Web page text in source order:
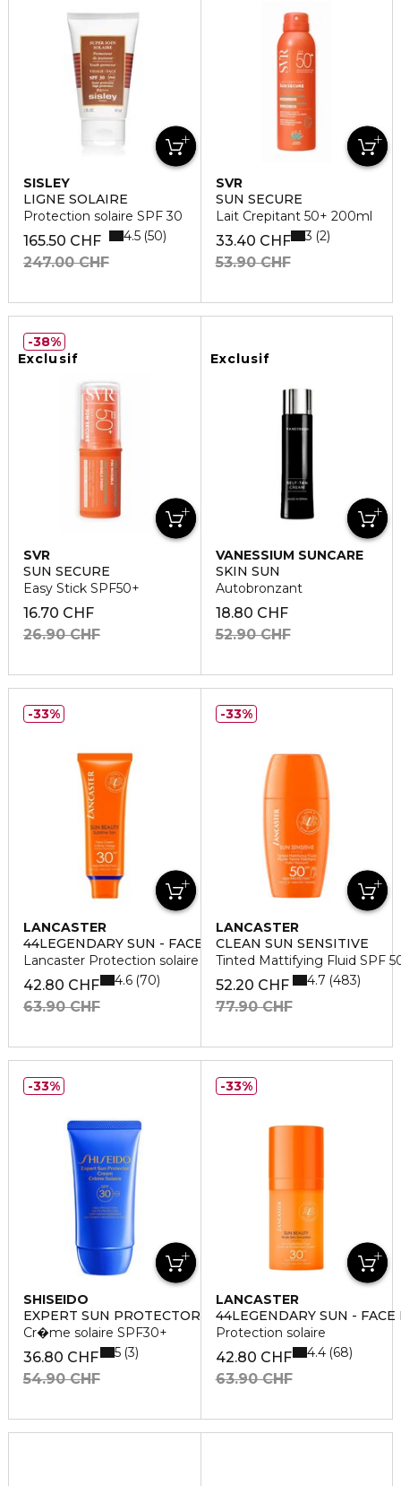
SISLEY
LIGNE SOLAIRE
Protection solaire SPF 30
165.50 CHF
247.00 CHF
4.5 50
SVR
SUN SECURE
Lait Crepitant 50+ 200ml
33.40 CHF
53.90 CHF
3 2
Exclusif
SVR
SUN SECURE
Easy Stick SPF50+
16.70 CHF
26.90 CHF
38%
Exclusif
VANESSIUM SUNCARE
SKIN SUN
Autobronzant
18.80 CHF
52.90 CHF
LANCASTER
44LEGENDARY SUN - FACE PRODUCT
Lancaster Protection solaire
42.80 CHF
63.90 CHF
4.6 70
33%
LANCASTER
CLEAN SUN SENSITIVE
Tinted Mattifying Fluid SPF
52.20 CHF
77.90 CHF
4.7 483
33%
SHISEIDO
EXPERT SUN PROTECTOR LOTION
Cr�me solaire SPF30+
36.80 CHF
54.90 CHF
5 3
33%
LANCASTER
44LEGENDARY SUN - FACE
Protection solaire
42.80 CHF
63.90 CHF
4.4 68
33%